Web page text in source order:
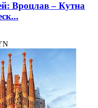
Вроцлав – Кутна